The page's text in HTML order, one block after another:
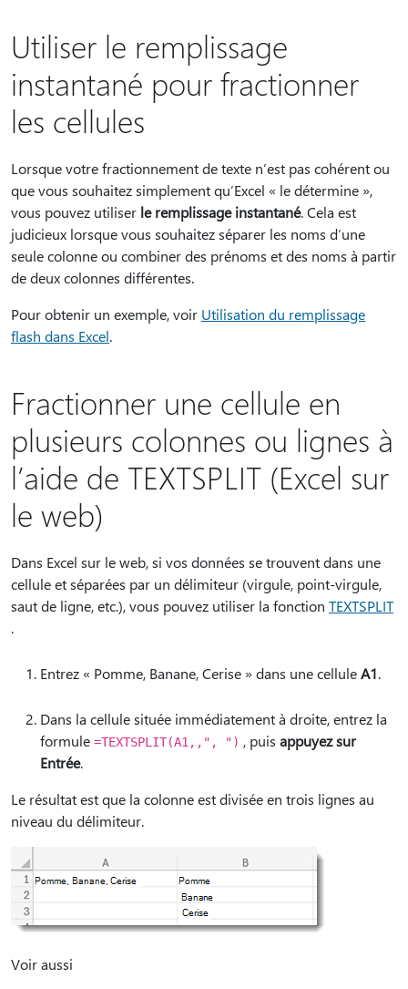
Utiliser le remplissage
instantané pour fractionner
les cellules
Lorsque votre fractionnement de texte n’est pas cohérent ou
que vous souhaitez simplement qu’Excel « le détermine »,
vous pouvez utiliser le remplissage instantané. Cela est
judicieux lorsque vous souhaitez séparer les noms d’une
seule colonne ou combiner des prénoms et des noms à partir
de deux colonnes différentes.
Pour obtenir un exemple, voir Utilisation du remplissage
flash dans Excel.
Fractionner une cellule en
plusieurs colonnes ou lignes à
l’aide de TEXTSPLIT (Excel sur
le web)
Dans Excel sur le web, si vos données se trouvent dans une
cellule et séparées par un délimiteur (virgule, point-virgule,
saut de ligne, etc.), vous pouvez utiliser la fonction TEXTSPLIT
.
Entrez « Pomme, Banane, Cerise » dans une celluleA1.
Dans la cellule située immédiatement à droite, entrez la
formule =TEXTSPLIT(A1,,", ") , puis appuyez sur
Entrée.
Le résultat est que la colonne est divisée en trois lignes au
niveau du délimiteur.
Voir aussi